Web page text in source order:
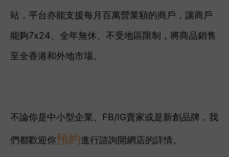
站，平台亦能支援每月百萬營業額的商戶，讓商戶
能夠7x24、全年無休、不受地區限制，將商品銷售
至全香港和外地市場。
不論你是中小型企業、FB/IG賣家或是新創品牌，我
們都歡迎你預約進行諮詢開網店的詳情。